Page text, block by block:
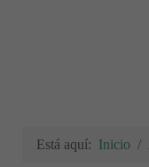
Está aquí: Inicio